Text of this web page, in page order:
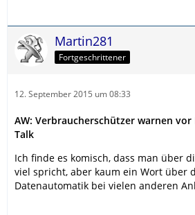
Martin281
Fortgeschrittener
12. September 2015 um 08:33
AW: Verbraucherschützer warnen
Talk
Ich finde es komisch, dass man über
viel spricht, aber kaum ein Wort über
Datenautomatik bei vielen anderen